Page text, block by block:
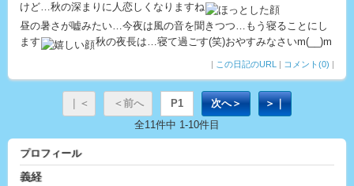
けど…秋の深まりに人恋しくなりますね
昼の暑さが嘘みたい…今夜は風の音を聞きつつ…もう寝ることにし
ます
秋の夜長は…寝て過ごす(笑)おやすみなさいm(__)m
| この日記のURL | コメント(0) |
｜＜ ＜前へ P1 次へ＞
＞｜
全11件中 1-10件目
プロフィール
義経